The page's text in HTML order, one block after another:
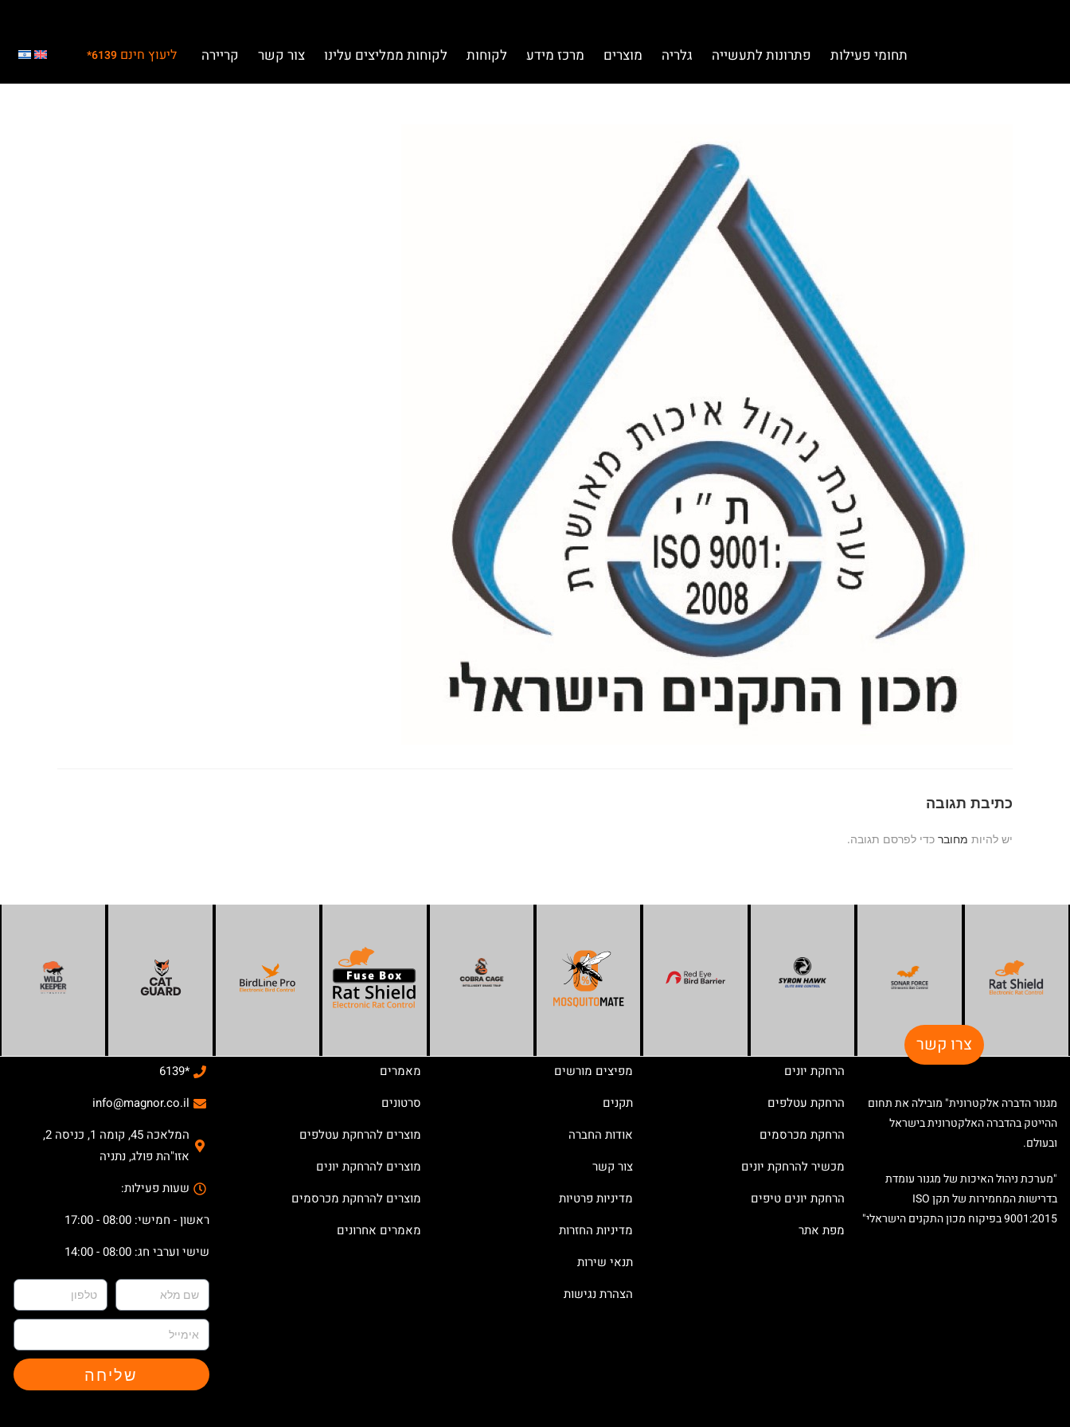
תחומי פעילות פתרונות לתעשייה גלריה מוצרים מרכז מידע לקוחות לקוחות ממליצים עלינו צור קשר קריירה ליעוץ חינם6139*
כתיבת תגובה
יש להיות מחובר כדי לפרסם תגובה.
צרו קשר
מגנור הדברה אלקטרונית" מובילה את תחום
ההייטק בהדברה האלקטרונית בישראל
ובעולם.
"מערכת ניהול האיכות של מגנור עומדת
בדרישות המחמירות של תקן ISO
9001:2015 בפיקוח מכון התקנים הישראלי"
הרחקת יונים
הרחקת עטלפים
הרחקת מכרסמים
מכשיר להרחקת יונים
הרחקת יונים טיפים
מפת אתר
מפיצים מורשים
תקנים
אודות החברה
צור קשר
מדיניות פרטיות
מדיניות החזרות
תנאי שירות
הצהרת נגישות
מאמרים
סרטונים
מוצרים להרחקת עטלפים
מוצרים להרחקת יונים
מוצרים להרחקת מכרסמים
מאמרים אחרונים
*6139
info@magnor.co.il
המלאכה 45, קומה 1, כניסה 2,
אזו"הת פולג, נתניה
שעות פעילות:
ראשון - חמישי: 08:00 - 17:00
שישי וערבי חג: 08:00 - 14:00
שליחה